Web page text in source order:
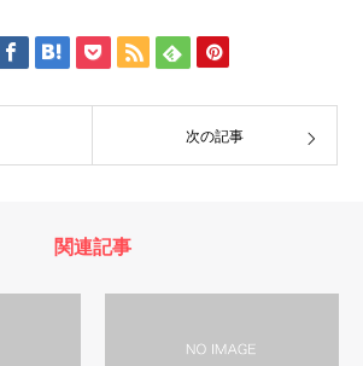
次の記事
関連記事